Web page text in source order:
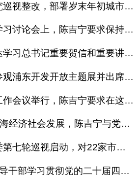
市委常委会研究巡视整改，部署岁末年初城市安全工作
两整天的市委学习讨论会上，陈吉宁要求保持战略定力始终坚定信心善于科学应对
市委常委会传达学习总书记重要贺信和重要讲话精神，研究党建引领物业治理等工作
陈吉宁龚正等参观浦东开发开放主题展并出席座谈会
上海市委人大工作会议举行，陈吉宁要求在这些方面更加奋发有为
锚定“十五五”上海经济社会发展，陈吉宁与党外人士专题协商座谈
十二届上海市委第七轮巡视启动，对22家市管单位开展常规巡视
上海市第1期领导干部学习贯彻党的二十届四中全会精神专题研讨班开班，陈吉宁作专题报告